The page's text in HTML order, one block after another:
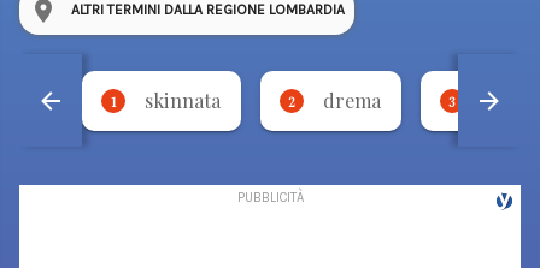
ALTRI TERMINI DALLA REGIONE LOMBARDIA
1 skinnata 2 drema 3